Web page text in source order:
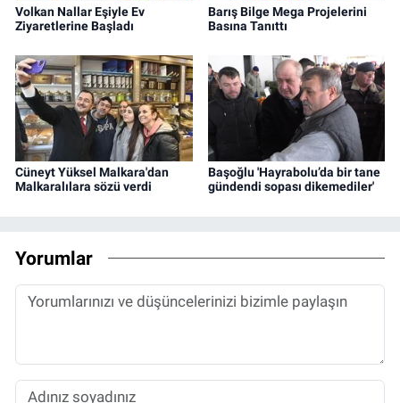
Volkan Nallar Eşiyle Ev
Ziyaretlerine Başladı
Barış Bilge Mega Projelerini
Basına Tanıttı
Cüneyt Yüksel Malkara'dan
Malkaralılara sözü verdi
Başoğlu 'Hayrabolu’da bir tane
gündendi sopası dikemediler'
Yorumlar